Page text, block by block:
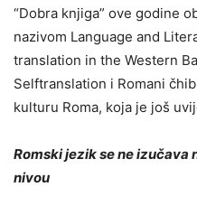
“Dobra knjiga” ove godine
nazivom Language and
translation in the Western
Selftranslation i Romani
kulturu Roma, koja je još
Romski jezik se ne izučava
nivou